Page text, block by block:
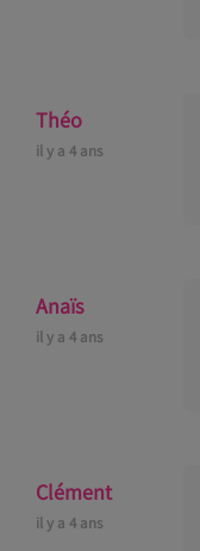
Théo
il y a 4 ans
Anaïs
il y a 4 ans
Clément
il y a 4 ans